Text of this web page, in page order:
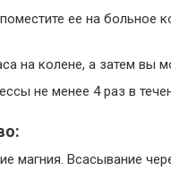
ее на больное
на колене, а затем вы
не менее 4 раз в
магния. Всасывание